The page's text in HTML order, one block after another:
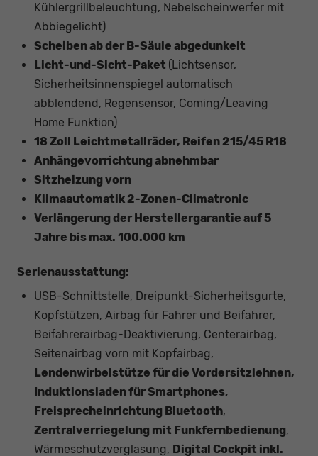
Kühlergrillbeleuchtung, Nebelscheinwerfer mit
Abbiegelicht)
Scheiben ab der B-Säule abgedunkelt
Licht-und-Sicht-Paket (Lichtsensor,
Sicherheitsinnenspiegel automatisch
abblendend, Regensensor, Coming/Leaving
Home Funktion)
18 Zoll Leichtmetallräder, Reifen 215/45 R18
Anhängevorrichtung abnehmbar
Sitzheizung vorn
Klimaautomatik 2-Zonen-Climatronic
Verlängerung der Herstellergarantie auf 5
Jahre bis max. 100.000 km
Serienausstattung:
USB-Schnittstelle, Dreipunkt-Sicherheitsgurte,
Kopfstützen, Airbag für Fahrer und Beifahrer,
Beifahrerairbag-Deaktivierung, Centerairbag,
Seitenairbag vorn mit Kopfairbag,
Lendenwirbelstütze für die Vordersitzlehnen,
Induktionsladen für Smartphones,
Freisprecheinrichtung Bluetooth,
Zentralverriegelung mit Funkfernbedienung,
Wärmeschutzverglasung, Digital Cockpit inkl.